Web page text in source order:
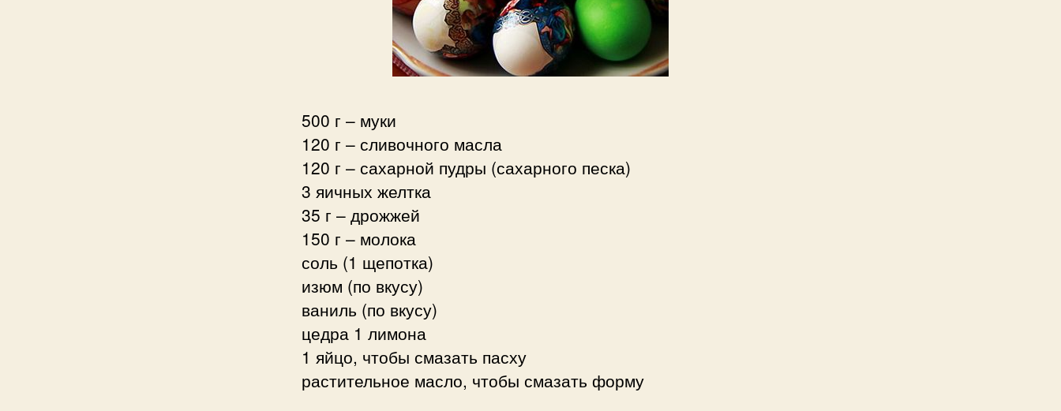
500 г – муки
120 г – сливочного масла
120 г – сахарной пудры (сахарного песка)
3 яичных желтка
35 г – дрожжей
150 г – молока
соль (1 щепотка)
изюм (по вкусу)
ваниль (по вкусу)
цедра 1 лимона
1 яйцо, чтобы смазать пасху
растительное масло, чтобы смазать форму